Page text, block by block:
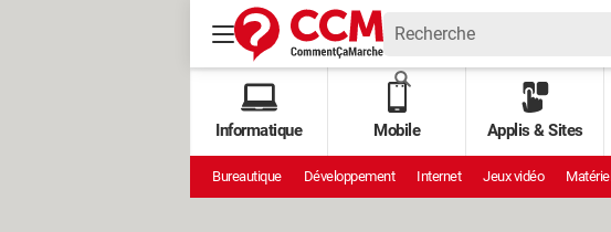
Informatique Mobile Applis & Sites
Bureautique Développement Internet Jeux vidéo Matériel